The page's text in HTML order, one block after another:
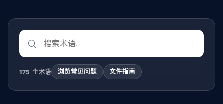
175 个术语 浏览常见问题 文件指南